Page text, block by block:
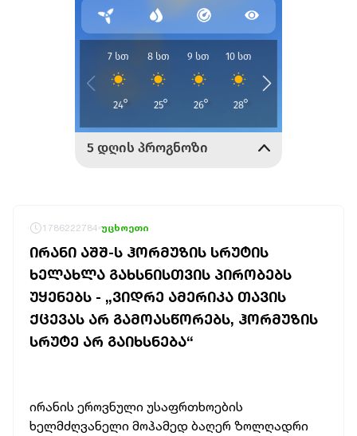
1786222784 უცხოეთი
ᲘᲠᲐᲜᲘ ᲐᲨᲨ-Ს ᲰᲝᲠᲛᲣᲖᲘᲡ ᲡᲠᲣᲢᲘᲡ
ᲮᲔᲚᲐᲮᲚᲐ ᲒᲐᲮᲡᲜᲘᲡᲗᲕᲘᲡ ᲞᲘᲠᲝᲑᲔᲑᲡ
ᲣᲧᲔᲜᲔᲑᲡ - „ᲕᲘᲓᲠᲔ ᲐᲛᲔᲠᲘᲙᲐ ᲗᲐᲕᲘᲡ
ᲥᲪᲔᲕᲐᲡ ᲐᲠ ᲒᲐᲛᲝᲐᲡᲬᲝᲠᲔᲑᲡ, ᲰᲝᲠᲛᲣᲖᲘᲡ
ᲡᲠᲣᲢᲔ ᲐᲠ ᲒᲐᲘᲮᲡᲜᲔᲑᲐ“
ირანის ეროვნული უსაფრთხოების
ხელმძღვანელი მოჰამედ ბაღერ ზოლღადრი